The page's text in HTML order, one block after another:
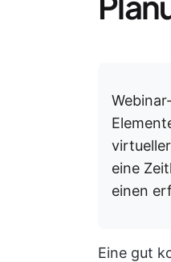
eine
einen
Eine gut